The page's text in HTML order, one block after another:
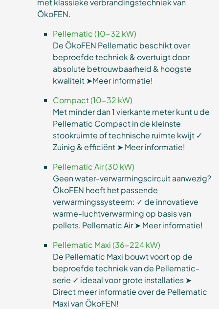
met klassieke verbrandingstechniek van
ÖkoFEN.
Pellematic (10-32 kW)
De ÖkoFEN Pellematic beschikt over
beproefde techniek & overtuigt door
absolute betrouwbaarheid & hoogste
kwaliteit ➤Meer informatie!
Compact (10-32 kW)
Met minder dan 1 vierkante meter kunt u de
Pellematic Compact in de kleinste
stookruimte of technische ruimte kwijt ✓
Zuinig & efficiënt ➤ Meer informatie!
Pellematic Air (30 kW)
Geen water-verwarmingscircuit aanwezig?
ÖkoFEN heeft het passende
verwarmingssysteem: ✓ de innovatieve
warme-luchtverwarming op basis van
pellets, Pellematic Air ➤ Meer informatie!
Pellematic Maxi (36-224 kW)
De Pellematic Maxi bouwt voort op de
beproefde techniek van de Pellematic-
serie ✓ ideaal voor grote installaties ➤
Direct meer informatie over de Pellematic
Maxi van ÖkoFEN!